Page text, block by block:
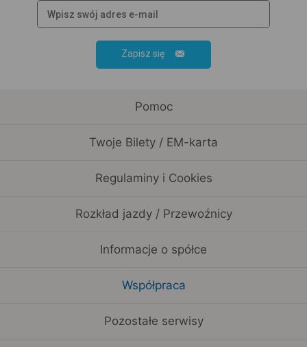
Zapisz się
Pomoc
Twoje Bilety / EM-karta
Regulaminy i Cookies
Rozkład jazdy / Przewoźnicy
Informacje o spółce
Współpraca
Pozostałe serwisy